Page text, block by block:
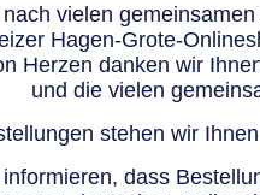
nach vielen
Hagen-Grote-
Herzen danken wir
und die vielen
stehen wir
dass